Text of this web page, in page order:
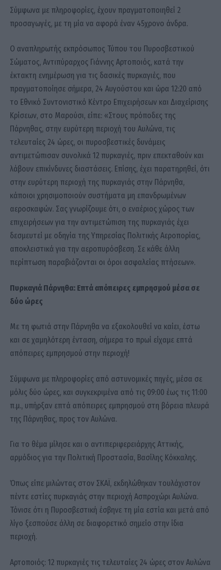
Σύμφωνα με πληροφορίες, έχουν πραγματοποιηθεί 2
προσαγωγές, με τη μία να αφορά έναν 45χρονο άνδρα.
Ο αναπληρωτής εκπρόσωπος Τύπου του Πυροσβεστικού
Σώματος, Aντιπύραρχος Γιάννης Αρτοποιός, κατά την
έκτακτη ενημέρωση για τις δασικές πυρκαγιές, που
πραγματοποίησε σήμερα, 24 Αυγούστου και ώρα 12:20 από
το Εθνικό Συντονιστικό Κέντρο Επιχειρήσεων και Διαχείρισης
Κρίσεων, στο Μαρούσι, είπε: «Στους πρόποδες της
Πάρνηθας, στην ευρύτερη περιοχή του Αυλώνα, τις
τελευταίες 24 ώρες, οι πυροσβεστικές δυνάμεις
αντιμετώπισαν συνολικά 12 πυρκαγιές, πριν επεκταθούν και
λάβουν επικίνδυνες διαστάσεις. Επίσης, έχει παρατηρηθεί, ότι
στην ευρύτερη περιοχή της πυρκαγιάς στην Πάρνηθα,
κάποιοι χρησιμοποιούν συστήματα μη επανδρωμένων
αεροσκαφών. Σας γνωρίζουμε ότι, ο εναέριος χώρος των
επιχειρήσεων για την αντιμετώπιση της πυρκαγιάς έχει
δεσμευτεί με οδηγία της Υπηρεσίας Πολιτικής Αεροπορίας,
αποκλειστικά για την αεροπυρόσβεση. Σε κάθε άλλη
περίπτωση παραβιάζονται οι όροι ασφαλείας πτήσεων».
Πυρκαγιά Πάρνηθα: Επτά απόπειρες εμπρησμού μέσα σε
δύο ώρες
Με τη φωτιά στην Πάρνηθα να εξακολουθεί να καίει, έστω
και σε χαμηλότερη ένταση, σήμερα το πρωί είχαμε επτά
απόπειρες εμπρησμού στην περιοχή!
Σύμφωνα με πληροφορίες από αστυνομικές πηγές, μέσα σε
μόλις δύο ώρες, και συγκεκριμένα από τις 09:00 έως τις 11:00
π.μ., υπήρξαν επτά απόπειρες εμπρησμού στη βόρεια πλευρά
της Πάρνηθας, προς τον Αυλώνα.
Για το θέμα μίλησε και ο αντιπεριφερειάρχης Αττικής,
αρμόδιος για την Πολιτική Προστασία, Βασίλης Κόκκαλης.
Όπως είπε μιλώντας στον ΣΚΑΪ, εκδηλώθηκαν τουλάχιστον
πέντε εστίες πυρκαγιάς στην περιοχή Ασπροχώρι Αυλώνα.
Τόνισε ότι η Πυροσβεστική έσβηνε τη μία εστία και μετά από
λίγο ξεσπούσε άλλη σε διαφορετικό σημείο στην ίδια
περιοχή.
Αρτοποιός: 12 πυρκαγιές τις τελευταίες 24 ώρες στον Αυλώνα